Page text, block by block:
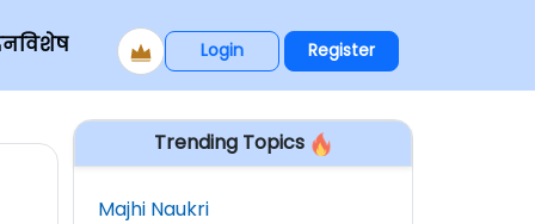
Login Register
Trending Topics
Majhi Naukri